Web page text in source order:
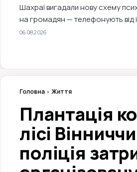
Шахраї вигадали нову схему
на громадян — телефонують від
06.08.2026